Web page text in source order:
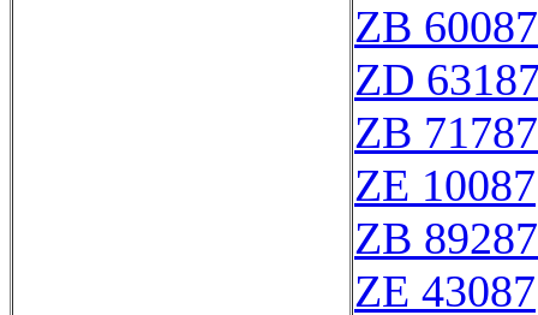
ZB 60087
ZD
ZB 71787
ZE 10087
ZB 89287
ZE 43087